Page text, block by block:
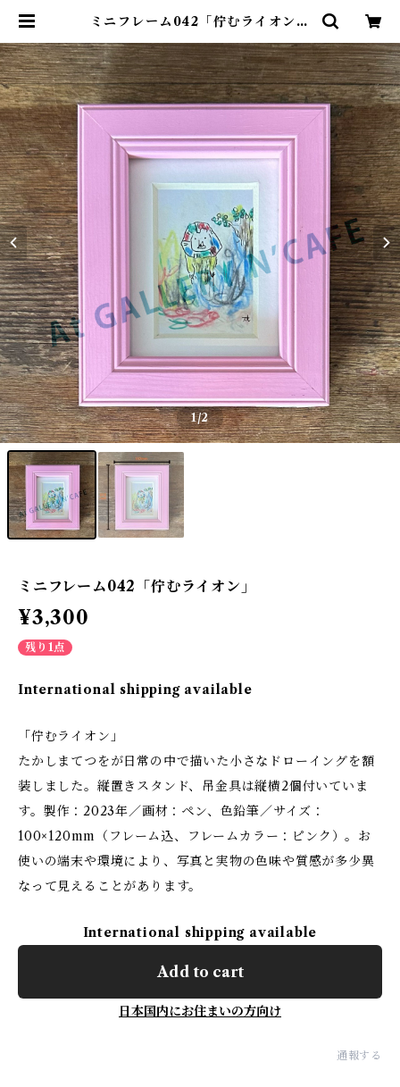
ミニフレーム042「佇むライオン」
NE SHOP
1/2
ミニフレーム042「佇むライオン」
¥3,300
残り1点
International shipping available
「佇むライオン」
たかしまてつをが日常の中で描いた小さなドローイングを額
装しました。縦置きスタンド、吊金具は縦横2個付いていま
す。製作：2023年／画材：ペン、色鉛筆／サイズ：
100×120mm（フレーム込、フレームカラー：ピンク）。お
使いの端末や環境により、写真と実物の色味や質感が多少異
なって見えることがあります。
International shipping available
Add to cart
日本国内にお住まいの方向け
通報する